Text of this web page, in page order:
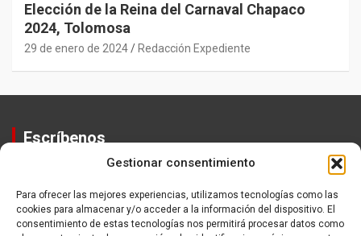
Gestionar consentimiento
Para ofrecer las mejores experiencias, utilizamos tecnologías como las
cookies para almacenar y/o acceder a la información del dispositivo. El
consentimiento de estas tecnologías nos permitirá procesar datos como
Elección de la Reina del Carnaval Chapaco
2024, Tolomosa
29 de enero de 2024 Redacción Expediente
Escríbenos
Equipo
Política de Privacidad